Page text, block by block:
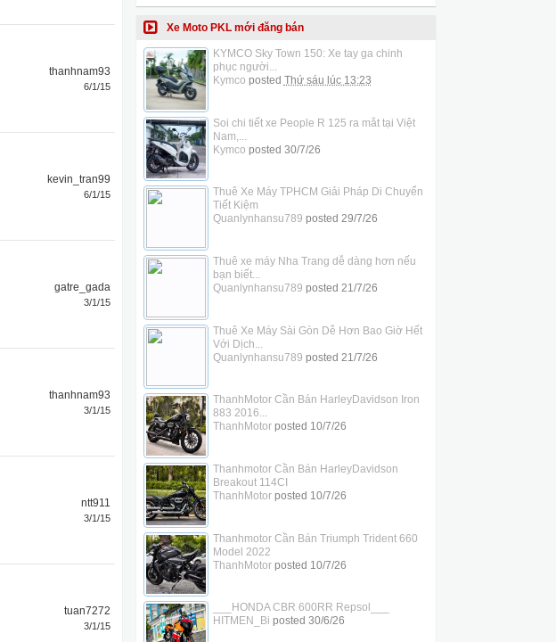
thanhnam93
6/1/15
kevin_tran99
6/1/15
gatre_gada
3/1/15
thanhnam93
3/1/15
ntt911
3/1/15
tuan7272
3/1/15
Xe Moto PKL mới đăng bán
KYMCO Sky Town 150: Xe tay ga chinh
phục người...
Kymco posted Thứ sáu lúc 13:23
Soi chi tiết xe People R 125 ra mắt tại Việt
Nam,...
Kymco posted 30/7/26
Thuê Xe Máy TPHCM Giải Pháp Di Chuyển
Tiết Kiệm
Quanlynhansu789 posted 29/7/26
Thuê xe máy Nha Trang dễ dàng hơn nếu
bạn biết...
Quanlynhansu789 posted 21/7/26
Thuê Xe Máy Sài Gòn Dễ Hơn Bao Giờ Hết
Với Dịch...
Quanlynhansu789 posted 21/7/26
ThanhMotor Cần Bán HarleyDavidson Iron
883 2016...
ThanhMotorposted 10/7/26
Thanhmotor Cần Bán HarleyDavidson
Breakout 114CI
ThanhMotorposted 10/7/26
Thanhmotor Cần Bán Triumph Trident 660
Model 2022
ThanhMotorposted 10/7/26
___HONDA CBR 600RR Repsol___
HITMEN_Bi posted 30/6/26